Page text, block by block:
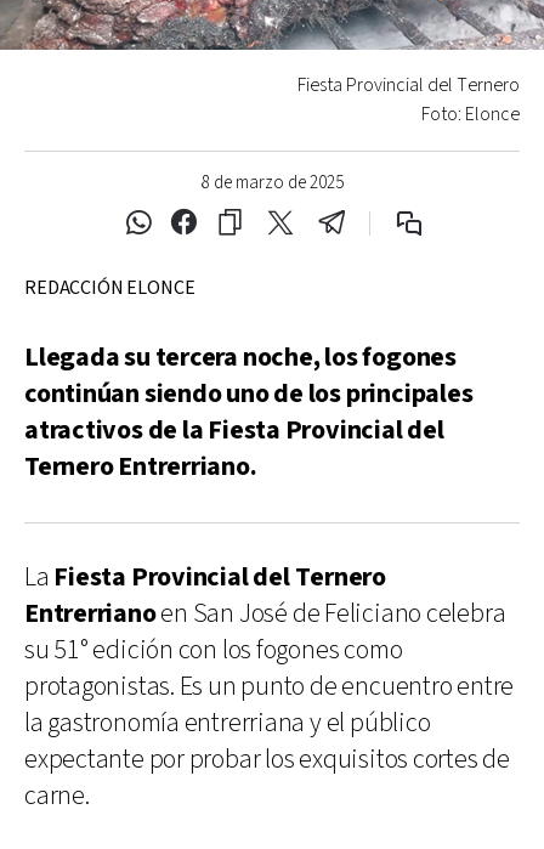
8 de marzo de 2025
Fiesta Provincial del Ternero
Foto: Elonce
REDACCIÓN ELONCE
Llegada su tercera noche, los fogones
continúan siendo uno de los principales
atractivos de la Fiesta Provincial del
Ternero Entrerriano.
La Fiesta Provincial del Ternero
Entrerrianoen San José de Feliciano celebra
su 51° edición con los fogones como
protagonistas. Es un punto de encuentro entre
la gastronomía entrerriana y el público
expectante por probar los exquisitos cortes de
carne.